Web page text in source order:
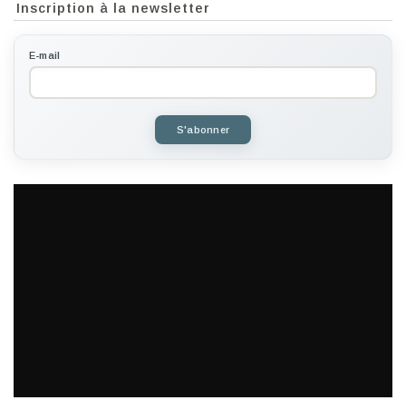
Inscription à la newsletter
E-mail
S'abonner